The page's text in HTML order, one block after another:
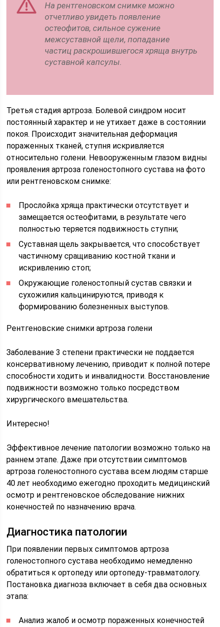
На рентгеновском снимке можно
отчетливо увидеть появление
остеофитов, сильное сужение
межсуставной щели, попадание
частиц раскрошившегося хряща внутрь
суставной капсулы.
Третья стадия артроза. Болевой синдром носит
постоянный характер и не утихает даже в состоянии
покоя. Происходит значительная деформация
пораженных тканей, ступня искривляется
относительно голени. Невооруженным глазом видны
проявления артроза голеностопного сустава на фото
или рентгеновском снимке:
Прослойка хряща практически отсутствует и
замещается остеофитами, в результате чего
полностью теряется подвижность ступни;
Суставная щель закрывается, что способствует
частичному сращиванию костной ткани и
искривлению стоп;
Окружающие голеностопный сустав связки и
сухожилия кальцинируются, приводя к
формированию болезненных выступов.
Рентгеновские снимки артроза голени
Заболевание 3 степени практически не поддается
консервативному лечению, приводит к полной потере
способности ходить и инвалидности. Восстановление
подвижности возможно только посредством
хирургического вмешательства.
Интересно!
Эффективное лечение патологии возможно только на
раннем этапе. Даже при отсутствии симптомов
артроза голеностопного сустава всем людям старше
40 лет необходимо ежегодно проходить медицинский
осмотр и рентгеновское обследование нижних
конечностей по назначению врача.
Диагностика патологии
При появлении первых симптомов артроза
голеностопного сустава необходимо немедленно
обратиться к ортопеду или ортопеду-травматологу.
Постановка диагноза включает в себя два основных
этапа:
Анализ жалоб и осмотр пораженных конечностей